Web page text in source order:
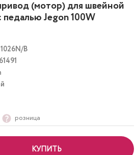
(мотор) для швейной
Jegon 100W
B
61491
розница
КУПИТЬ